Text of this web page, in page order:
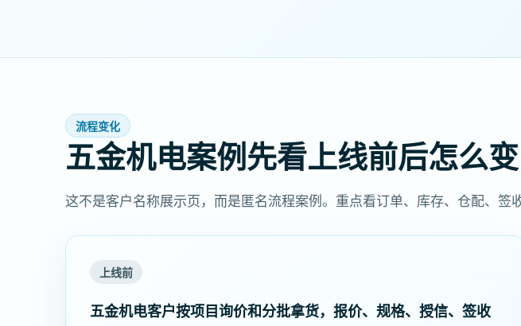
流程变化
五金机电案例先看上线前后怎么变
这不是客户名称展示页，而是匿名流程案例。重点看订单、库存、仓配、签
上线前
五金机电客户按项目询价和分批拿货，报价、规格、授信、签收